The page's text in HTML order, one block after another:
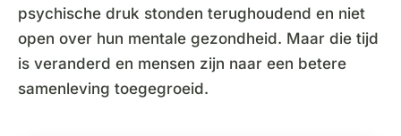
psychische druk stonden terughoudend en niet
open over hun mentale gezondheid. Maar die tijd
is veranderd en mensen zijn naar een betere
samenleving toegegroeid.